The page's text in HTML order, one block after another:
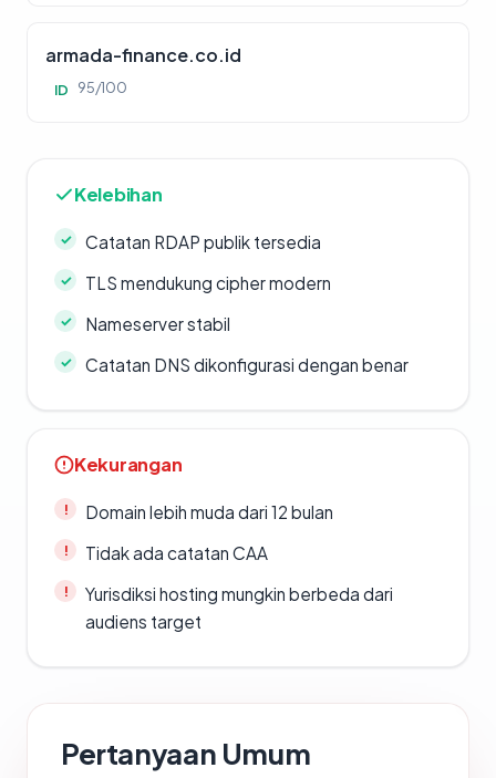
armada-finance.co.id
ID 95/100
Kelebihan
Catatan RDAP publik tersedia
TLS mendukung cipher modern
Nameserver stabil
Catatan DNS dikonfigurasi dengan benar
Kekurangan
Domain lebih muda dari 12 bulan
Tidak ada catatan CAA
Yurisdiksi hosting mungkin berbeda dari
audiens target
Pertanyaan Umum